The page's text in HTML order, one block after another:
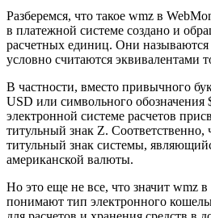
Разберемся, что такое wmz в
в платежной системе создано и
расчетных единиц. Они
условно считаются эквивалентами
В частности, вместо привычного
USD или символьного
электронной системе расчетов
титульный знак Z.
титульный знак системы,
американской валюты.
Но это еще не все, что значит wmz
понимают тип электронного